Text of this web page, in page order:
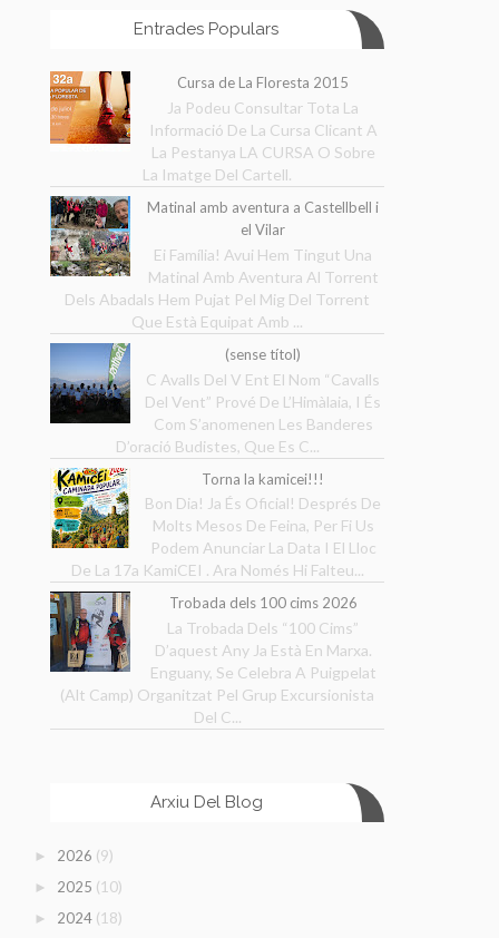
Entrades Populars
Cursa de La Floresta 2015
Ja Podeu Consultar Tota La
Informació De La Cursa Clicant A
La Pestanya LA CURSA O Sobre
La Imatge Del Cartell.
Matinal amb aventura a Castellbell i
el Vilar
Ei Família! Avui Hem Tingut Una
Matinal Amb Aventura Al Torrent
Dels Abadals Hem Pujat Pel Mig Del Torrent
Que Està Equipat Amb ...
(sense títol)
C Avalls Del V Ent El Nom “Cavalls
Del Vent” Prové De L’Himàlaia, I És
Com S’anomenen Les Banderes
D’oració Budistes, Que Es C...
Torna la kamicei!!!
Bon Dia! Ja És Oficial! Després De
Molts Mesos De Feina, Per Fi Us
Podem Anunciar La Data I El Lloc
De La 17a KamiCEI . Ara Només Hi Falteu...
Trobada dels 100 cims 2026
La Trobada Dels “100 Cims”
D’aquest Any Ja Està En Marxa.
Enguany, Se Celebra A Puigpelat
(Alt Camp) Organitzat Pel Grup Excursionista
Del C...
Arxiu Del Blog
► 2026 (9)
► 2025 (10)
► 2024 (18)